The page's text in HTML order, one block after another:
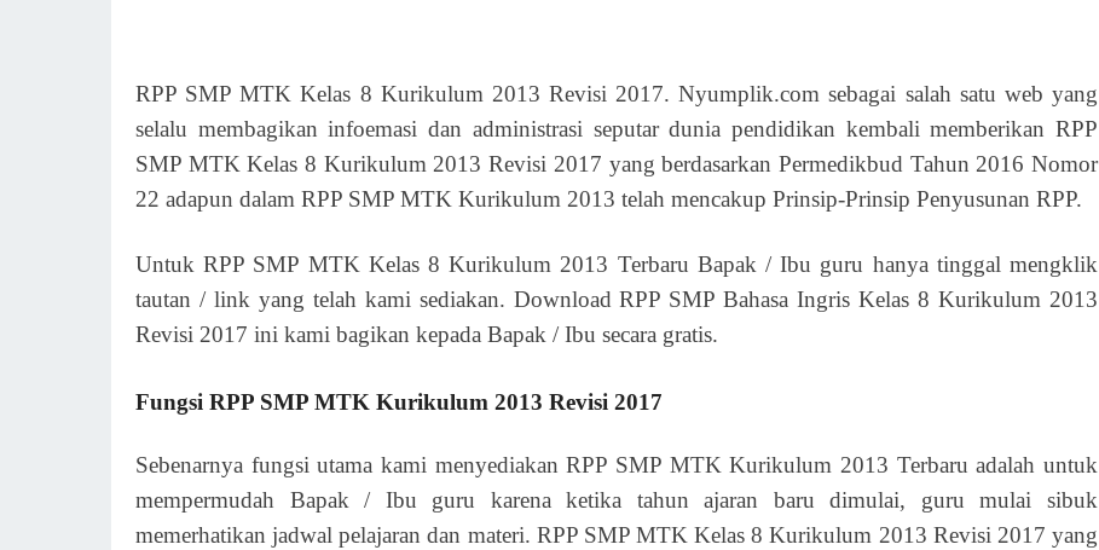
RPP SMP MTK Kelas 8 Kurikulum 2013 Revisi 2017. Nyumplik.com sebagai salah satu web yang
selalu membagikan infoemasi dan administrasi seputar dunia pendidikan kembali memberikan RPP
SMP MTK Kelas 8 Kurikulum 2013 Revisi 2017 yang berdasarkan Permedikbud Tahun 2016 Nomor
22 adapun dalam RPP SMP MTK Kurikulum 2013 telah mencakup Prinsip-Prinsip Penyusunan RPP.
Untuk RPP SMP MTK Kelas 8 Kurikulum 2013 Terbaru Bapak / Ibu guru hanya tinggal mengklik
tautan / link yang telah kami sediakan. Download RPP SMP Bahasa Ingris Kelas 8 Kurikulum 2013
Revisi 2017 ini kami bagikan kepada Bapak / Ibu secara gratis.
Fungsi RPP SMP MTK Kurikulum 2013 Revisi 2017
Sebenarnya fungsi utama kami menyediakan RPP SMP MTK Kurikulum 2013 Terbaru adalah untuk
mempermudah Bapak / Ibu guru karena ketika tahun ajaran baru dimulai, guru mulai sibuk
memerhatikan jadwal pelajaran dan materi. RPP SMP MTK Kelas 8 Kurikulum 2013 Revisi 2017 yang